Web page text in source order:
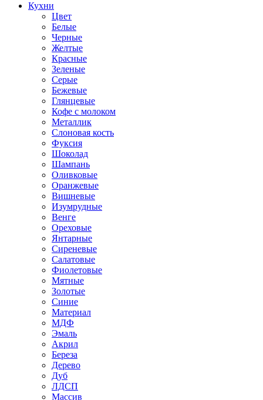
Кухни
Цвет
Белые
Черные
Желтые
Красные
Зеленые
Серые
Бежевые
Глянцевые
Кофе с молоком
Металлик
Слоновая кость
Фуксия
Шоколад
Шампань
Оливковые
Оранжевые
Вишневые
Изумрудные
Венге
Ореховые
Янтарные
Сиреневые
Салатовые
Фиолетовые
Мятные
Золотые
Синие
Материал
МДФ
Эмаль
Акрил
Береза
Дерево
Дуб
ЛДСП
Массив